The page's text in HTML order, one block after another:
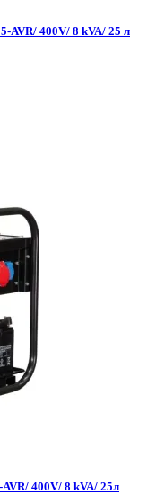
AVR/ 400V/ 8 kVA/ 25 л
400V/ 8 kVA/ 25л